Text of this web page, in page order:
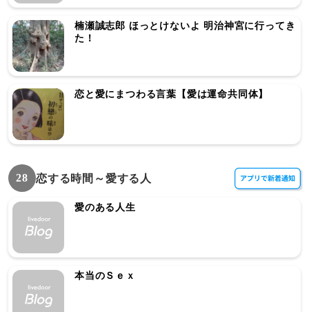
楠瀬誠志郎 ほっとけないよ 明治神宮に行ってき
た！
恋と愛にまつわる言葉【愛は運命共同体】
28 恋する時間～愛する人
愛のある人生
本当のＳｅｘ